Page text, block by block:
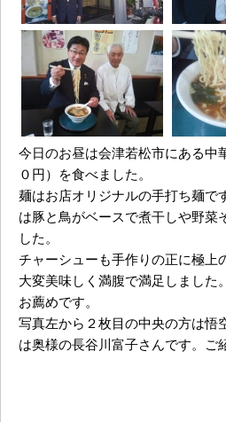
今日のお昼は会津若松市にある中
０円）を食べました。
麺はお店オリジナルの手打ち麺で
は豚と鳥がベースで煮干しや野菜
した。
チャーシューも手作りの正に極上
大変美味しく満腹で満足しました。
お薦めです。
写真左から２枚目の中央の方は悟
は奥様の長谷川富子さんです。ご